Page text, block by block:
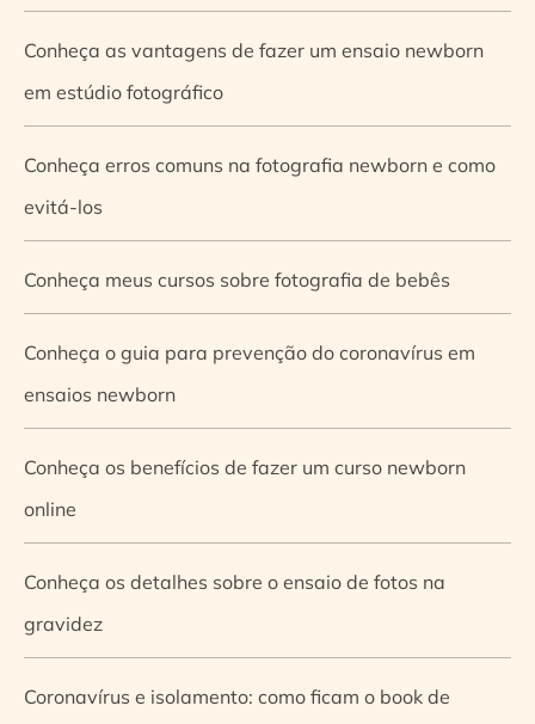
Conheça as vantagens de fazer um ensaio newborn
em estúdio fotográfico
Conheça erros comuns na fotografia newborn e como
evitá-los
Conheça meus cursos sobre fotografia de bebês
Conheça o guia para prevenção do coronavírus em
ensaios newborn
Conheça os benefícios de fazer um curso newborn
online
Conheça os detalhes sobre o ensaio de fotos na
gravidez
Coronavírus e isolamento: como ficam o book de